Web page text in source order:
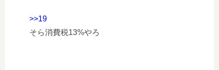
>>19
そら消費税13%やろ